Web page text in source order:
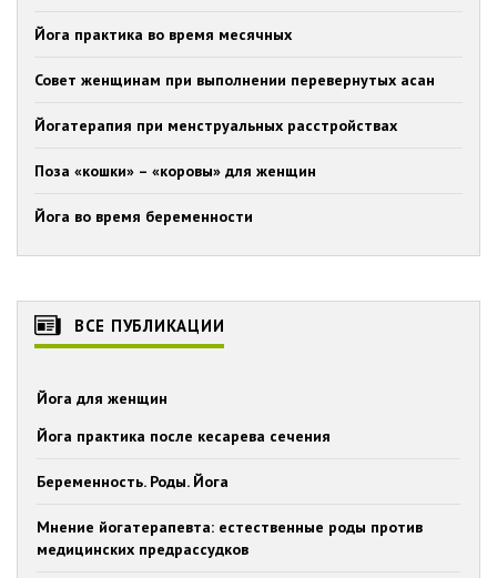
Йога практика во время месячных
Совет женщинам при выполнении перевернутых асан
Йогатерапия при менструальных расстройствах
Поза «кошки» – «коровы» для женщин
Йога во время беременности
ВСЕ ПУБЛИКАЦИИ
Йога для женщин
Йога практика после кесарева сечения
Беременность. Роды. Йога
Мнение йогатерапевта: естественные роды против
медицинских предрассудков